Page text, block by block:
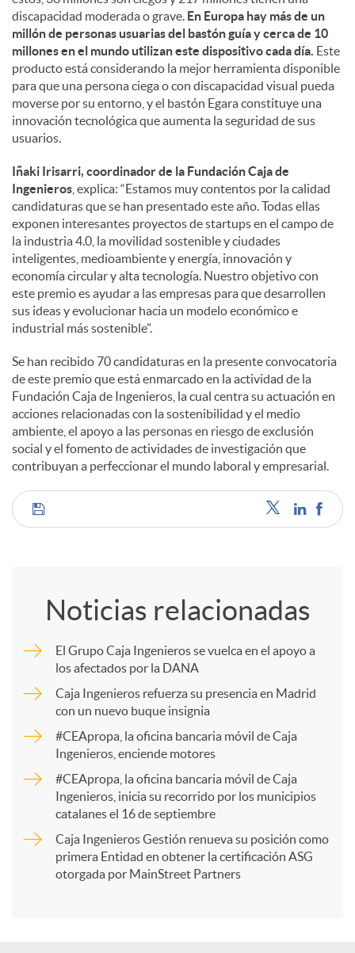
discapacidad moderada o grave. En Europa hay más de un
millón de personas usuarias del bastón guía y cerca de 10
millones en el mundo utilizan este dispositivo cada día. Este
producto está considerando la mejor herramienta disponible
para que una persona ciega o con discapacidad visual pueda
moverse por su entorno, y el bastón Egara constituye una
innovación tecnológica que aumenta la seguridad de sus
usuarios.
Iñaki Irisarri, coordinador de la Fundación Caja de
Ingenieros , explica: “Estamos muy contentos por la calidad
candidaturas que se han presentado este año. Todas ellas
exponen interesantes proyectos de startups en el campo de
la industria 4.0, la movilidad sostenible y ciudades
inteligentes, medioambiente y energía, innovación y
economía circular y alta tecnología. Nuestro objetivo con
este premio es ayudar a las empresas para que desarrollen
sus ideas y evolucionar hacia un modelo económico e
industrial más sostenible”.
Se han recibido 70 candidaturas en la presente convocatoria
de este premio que está enmarcado en la actividad de la
Fundación Caja de Ingenieros, la cual centra su actuación en
acciones relacionadas con la sostenibilidad y el medio
ambiente, el apoyo a las personas en riesgo de exclusión
social y el fomento de actividades de investigación que
contribuyan a perfeccionar el mundo laboral y empresarial.
C
p
a
r
t
Noticias relacionadas
El Grupo Caja Ingenieros se vuelca en el apoyo a
los afectados por la DANA
Caja Ingenieros refuerza su presencia en Madrid
con un nuevo buque insignia
#CEApropa, la oficina bancaria móvil de Caja
Ingenieros, enciende motores
#CEApropa, la oficina bancaria móvil de Caja
Ingenieros, inicia su recorrido por los municipios
catalanes el 16 de septiembre
Caja Ingenieros Gestión renueva su posición como
primera Entidad en obtener la certificación ASG
otorgada por MainStreet Partners